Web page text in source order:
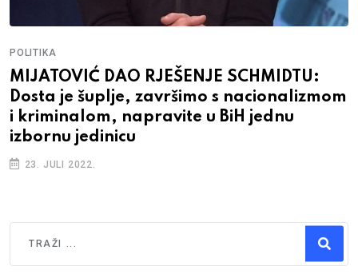
POLITIKA
MIJATOVIĆ DAO RJEŠENJE SCHMIDTU:
Dosta je šuplje, završimo s nacionalizmom
i kriminalom, napravite u BiH jednu
izbornu jedinicu
23. JULI 2022.
Type 2 or more characters for results.